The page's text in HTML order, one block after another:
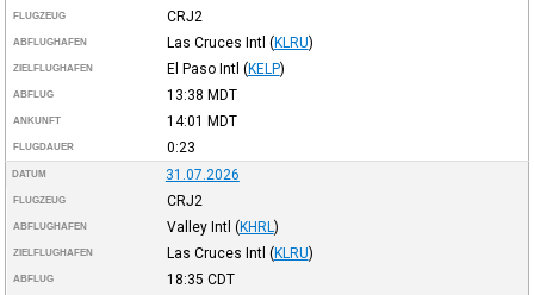
FLUGZEUG CRJ2
ABFLUGHAFEN Las Cruces Intl (KLRU)
ZIELFLUGHAFEN El Paso Intl (KELP)
ABFLUG 13:38 MDT
ANKUNFT 14:01 MDT
FLUGDAUER 0:23
DATUM 31.07.2026
FLUGZEUG CRJ2
ABFLUGHAFEN Valley Intl (KHRL )
ZIELFLUGHAFEN Las Cruces Intl (KLRU)
ABFLUG 18:35 CDT